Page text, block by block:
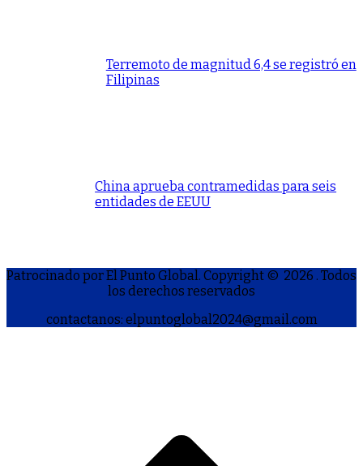
Terremoto de magnitud 6,4 se registró en
Filipinas
China aprueba contramedidas para seis
entidades de EEUU
Patrocinado por El Punto Global. Copyright © 2026 . Todos
los derechos reservados
contactanos: elpuntoglobal2024@gmail.com